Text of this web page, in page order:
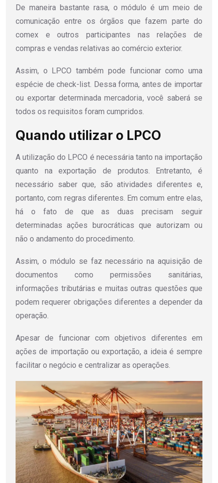
De maneira bastante rasa, o módulo é um meio de
comunicação entre os órgãos que fazem parte do
comex e outros participantes nas relações de
compras e vendas relativas ao comércio exterior.
Assim, o LPCO também pode funcionar como uma
espécie de check-list. Dessa forma, antes de importar
ou exportar determinada mercadoria, você saberá se
todos os requisitos foram cumpridos.
Quando utilizar o LPCO
A utilização do LPCO é necessária tanto na importação
quanto na exportação de produtos. Entretanto, é
necessário saber que, são atividades diferentes e,
portanto, com regras diferentes. Em comum entre elas,
há o fato de que as duas precisam seguir
determinadas ações burocráticas que autorizam ou
não o andamento do procedimento.
Assim, o módulo se faz necessário na aquisição de
documentos como permissões sanitárias,
informações tributárias e muitas outras questões que
podem requerer obrigações diferentes a depender da
operação.
Apesar de funcionar com objetivos diferentes em
ações de importação ou exportação, a ideia é sempre
facilitar o negócio e centralizar as operações.